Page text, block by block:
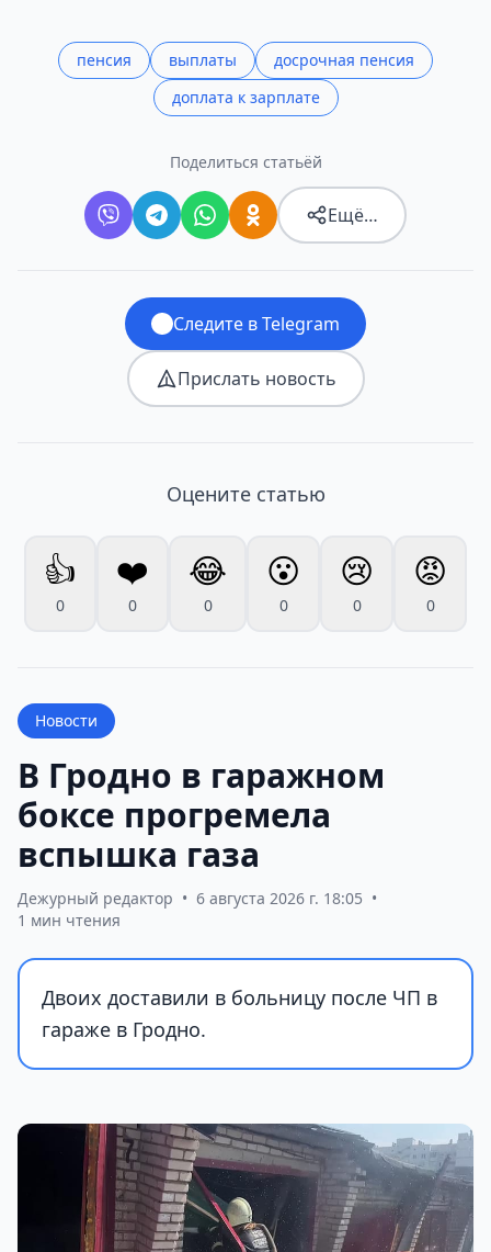
пенсия выплаты
досрочная пенсия
доплата к зарплате
Поделиться статьёй
Ещё…
Следите в Telegram
Прислать новость
Оцените статью
👍
0
❤️
0
😂
0
😮
0
😢
0
😡
0
Новости
В Гродно в гаражном
боксе прогремела
вспышка газа
Дежурный редактор • 6 августа 2026 г. 18:05 •
1 мин чтения
Двоих доставили в больницу после ЧП в
гараже в Гродно.